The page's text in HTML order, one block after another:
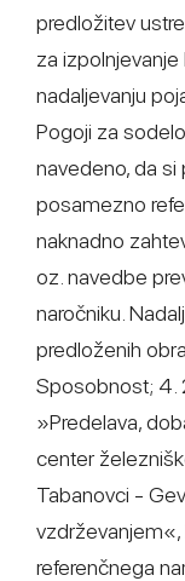
predložitev
za
nadaljevanju
Pogoji za
navedeno, da si
posamezno
naknadno
oz. navedbe
naročniku.
predloženih
Sposobnost; 4.
»Predelava,
center
Tabanovci -
vzdrževanjem«,
referenčnega